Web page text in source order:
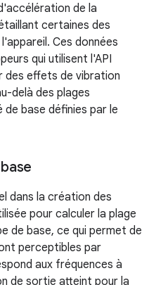
de la
certaines des
Ces données
qui utilisent l'API
des effets de vibration
delà des plages
base définies par le
dans la création des
pour calculer la plage
de base, ce qui permet de
perceptibles par
aux fréquences à
de sortie atteint pour la